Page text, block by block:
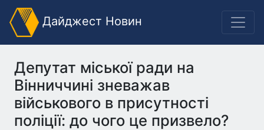
Дайджест Новин
Депутат міської ради на
Вінниччині зневажав
військового в присутності
поліції: до чого це призвело?